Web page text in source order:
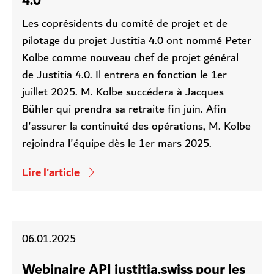
Les coprésidents du comité de projet et de
pilotage du projet Justitia 4.0 ont nommé Peter
Kolbe comme nouveau chef de projet général
de Justitia 4.0. Il entrera en fonction le 1er
juillet 2025. M. Kolbe succédera à Jacques
Bühler qui prendra sa retraite fin juin. Afin
d'assurer la continuité des opérations, M. Kolbe
rejoindra l'équipe dès le 1er mars 2025.
Lire l'article
06.01.2025